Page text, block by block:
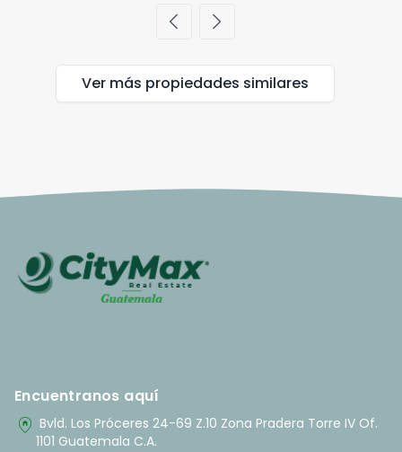
chevron_left chevron_right
Ver más propiedades similares
Encuentranos aquí
home_pin Bvld. Los Próceres 24-69 Z.10 Zona Pradera Torre IV Of.
1101 Guatemala C.A.